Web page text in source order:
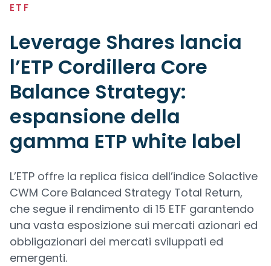
ETF
Leverage Shares lancia
l’ETP Cordillera Core
Balance Strategy:
espansione della
gamma ETP white label
L’ETP offre la replica fisica dell’indice Solactive
CWM Core Balanced Strategy Total Return,
che segue il rendimento di 15 ETF garantendo
una vasta esposizione sui mercati azionari ed
obbligazionari dei mercati sviluppati ed
emergenti.